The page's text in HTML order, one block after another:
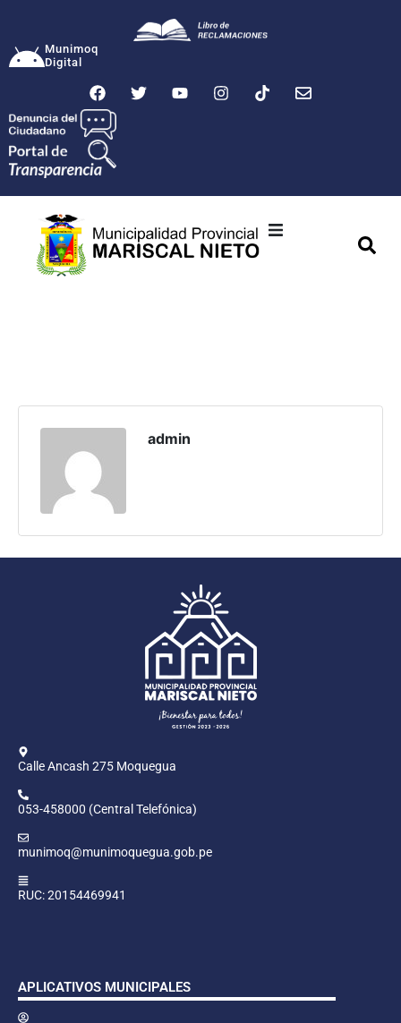
Munimoq
Digital
admin
Calle Ancash 275 Moquegua
053-458000 (Central Telefónica)
munimoq@munimoquegua.gob.pe
RUC: 20154469941
APLICATIVOS MUNICIPALES